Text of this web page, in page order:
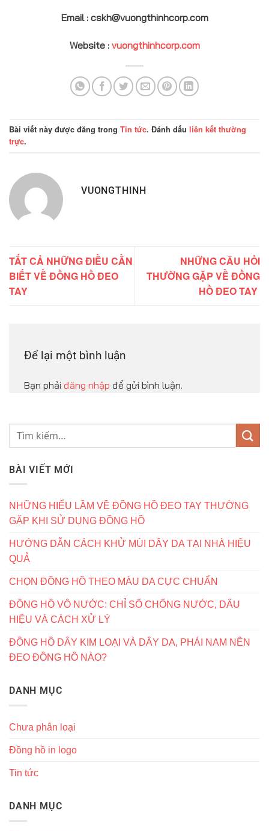
Email : cskh@vuongthinhcorp.com
Website : vuongthinhcorp.com
Bài viết này được đăng trong Tin tức. Đánh dấu liên kết thường
trực.
VUONGTHINH
TẤT CẢ NHỮNG ĐIỀU CẦN
BIẾT VỀ ĐỒNG HỒ ĐEO
TAY
NHỮNG CÂU HỎI
THƯỜNG GẶP VỀ ĐỒNG
HỒ ĐEO TAY
Để lại một bình luận
Bạn phải đăng nhập để gửi bình luận.
BÀI VIẾT MỚI
NHỮNG HIỂU LẦM VỀ ĐỒNG HỒ ĐEO TAY THƯỜNG
GẶP KHI SỬ DỤNG ĐỒNG HỒ
HƯỚNG DẪN CÁCH KHỬ MÙI DÂY DA TẠI NHÀ HIỆU
QUẢ
CHỌN ĐỒNG HỒ THEO MÀU DA CỰC CHUẨN
ĐỒNG HỒ VÔ NƯỚC: CHỈ SỐ CHỐNG NƯỚC, DẤU
HIỆU VÀ CÁCH XỬ LÝ
ĐỒNG HỒ DÂY KIM LOẠI VÀ DÂY DA, PHÁI NAM NÊN
ĐEO ĐỒNG HỒ NÀO?
DANH MỤC
Chưa phân loại
Đồng hồ in logo
Tin tức
DANH MỤC